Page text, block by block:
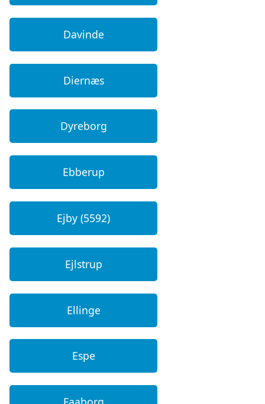
Davinde
Diernæs
Dyreborg
Ebberup
Ejby (5592)
Ejlstrup
Ellinge
Espe